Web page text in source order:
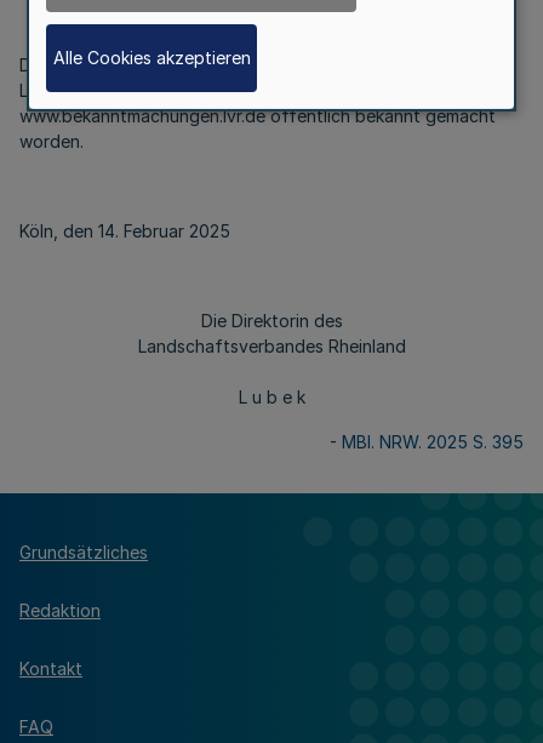
Die Feststellung einer Nachfolgerin der 15.
Landschaftsversammlung Rheinland ist im Internet unter
www.bekanntmachungen.lvr.de öffentlich bekannt gemacht
worden.
Köln, den 14. Februar 2025
Die Direktorin des
Landschaftsverbandes Rheinland
L u b e k
- MBl. NRW. 2025 S. 395
Grundsätzliches
Redaktion
Kontakt
FAQ
Alle Cookies akzeptieren